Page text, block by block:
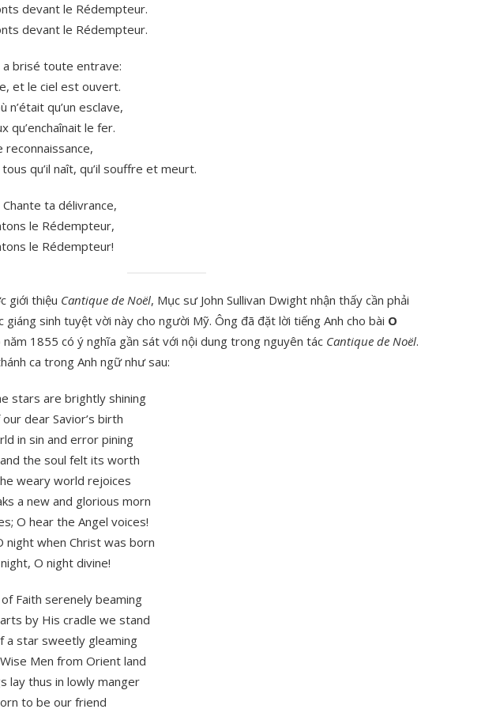
devant le Rédempteur.
devant le Rédempteur.
brisé toute entrave:
et le ciel est ouvert.
n’était qu’un esclave,
qu’enchaînait le fer.
reconnaissance,
qu’il naît, qu’il souffre et meurt.
ta délivrance,
le Rédempteur,
le Rédempteur!
giới thiệu Cantique de Noël, Mục sư John Sullivan Dwight nhận thấy cần phải
giáng sinh tuyệt vời này cho người Mỹ. Ông đã đặt lời tiếng Anh cho bài O
năm 1855 có ý nghĩa gần sát với nội dung trong nguyên tác Cantique de Noël.
ca trong Anh ngữ như sau:
stars are brightly shining
dear Savior’s birth
in sin and error pining
the soul felt its worth
weary world rejoices
a new and glorious morn
O hear the Angel voices!
night when Christ was born
O night divine!
Faith serenely beaming
by His cradle we stand
a star sweetly gleaming
Men from Orient land
lay thus in lowly manger
to be our friend